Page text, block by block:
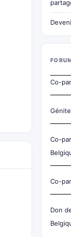
Co-
Co-
Co-
Don